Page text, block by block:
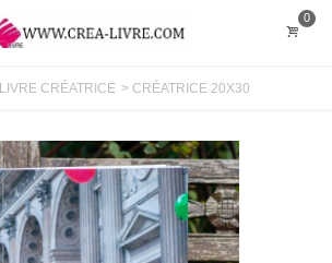
0
LIVRE CRÉATRICE > CRÉATRICE 20X30